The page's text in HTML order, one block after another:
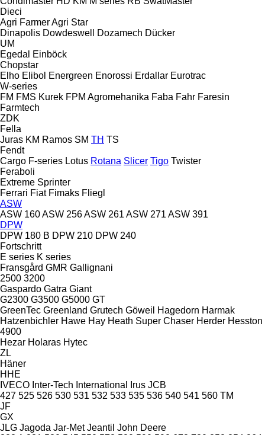
Dieci
Agri FarmerAgri Star
Dinapolis Dowdeswell Dozamech Dücker
UM
Egedal
Einböck
Chopstar
Elho Elibol Energreen Enorossi Erdallar Eurotrac
W-series
FM FMS Kurek FPM Agromehanika Faba Fahr Faresin
Farmtech
ZDK
Fella
Juras KM Ramos SM TH TS
Fendt
Cargo F-series Lotus Rotana Slicer Tigo Twister
Feraboli
Extreme Sprinter
Ferrari Fiat Fimaks Fliegl
ASW
ASW 160ASW 256ASW 261 ASW 271 ASW 391
DPW
DPW 180 B DPW 210 DPW 240
Fortschritt
E series K series
Fransgård GMR Gallignani
2500 3200
Gaspardo Gatra Giant
G2300 G3500 G5000 GT
GreenTec Greenland Grutech Göweil Hagedorn Harmak
Hatzenbichler Hawe Hay Heath Super Chaser Herder Hesston
4900
Hezar Holaras Hytec
ZL
Häner
HHE
IVECO Inter-Tech International Irus JCB
427 525 526 530 531 532 533 535 536 540 541 560 TM
JF
GX
JLG Jagoda Jar-Met Jeantil John Deere